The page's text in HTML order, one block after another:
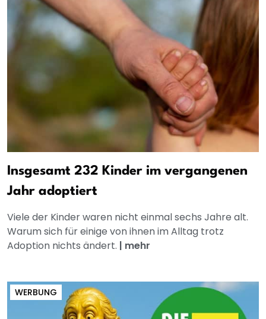
Insgesamt 232 Kinder im vergangenen
Jahr adoptiert
Viele der Kinder waren nicht einmal sechs Jahre alt.
Warum sich für einige von ihnen im Alltag trotz
Adoption nichts ändert. | mehr
WERBUNG